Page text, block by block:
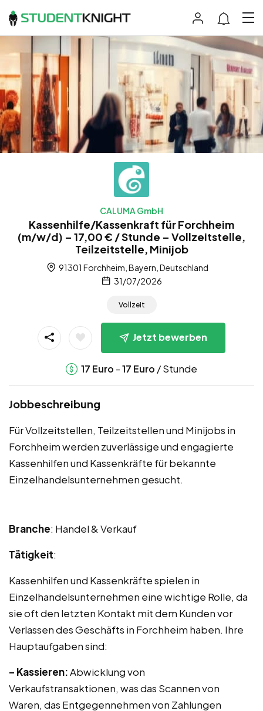
CALUMA GmbH
Kassenhilfe/Kassenkraft für Forchheim
(m/w/d) – 17,00 € / Stunde – Vollzeitstelle,
Teilzeitstelle, Minijob
91301 Forchheim, Bayern, Deutschland
31/07/2026
Vollzeit
Jetzt bewerben
17 Euro -17 Euro / Stunde
Jobbeschreibung
Für Vollzeitstellen, Teilzeitstellen und Minijobs in
Forchheim werden zuverlässige und engagierte
Kassenhilfen und Kassenkräfte für bekannte
Einzelhandelsunternehmen gesucht.
Branche: Handel & Verkauf
Tätigkeit:
Kassenhilfen und Kassenkräfte spielen in
Einzelhandelsunternehmen eine wichtige Rolle, da
sie oft den letzten Kontakt mit dem Kunden vor
Verlassen des Geschäfts in Forchheim haben. Ihre
Hauptaufgaben sind:
– Kassieren:Abwicklung von
Verkaufstransaktionen, was das Scannen von
Waren, das Entgegennehmen von Zahlungen